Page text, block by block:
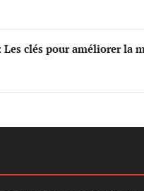
clés pour améliorer la